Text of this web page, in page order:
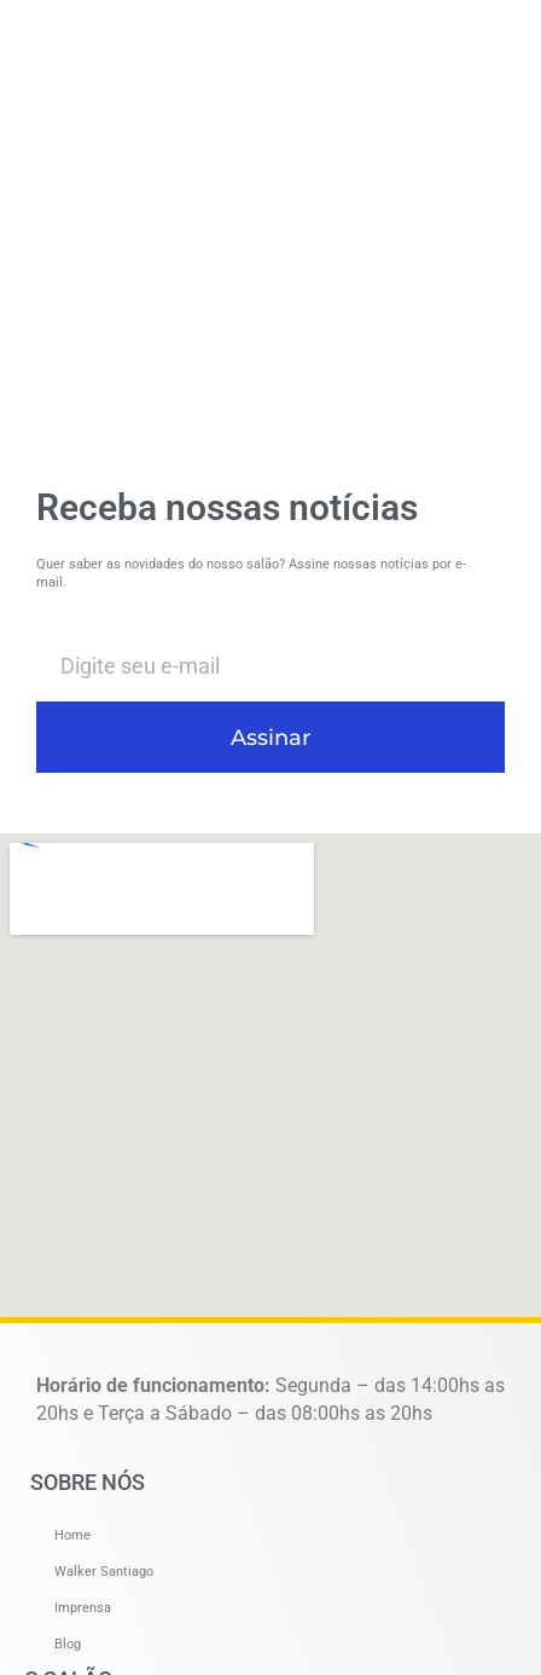
Receba nossas notícias
Quer saber as novidades do nosso salão? Assine nossas notícias por e-
mail.
Assinar
Horário de funcionamento: Segunda – das 14:00hs as
20hs e Terça a Sábado – das 08:00hs as 20hs
SOBRE NÓS
Home
Walker Santiago
Imprensa
Blog